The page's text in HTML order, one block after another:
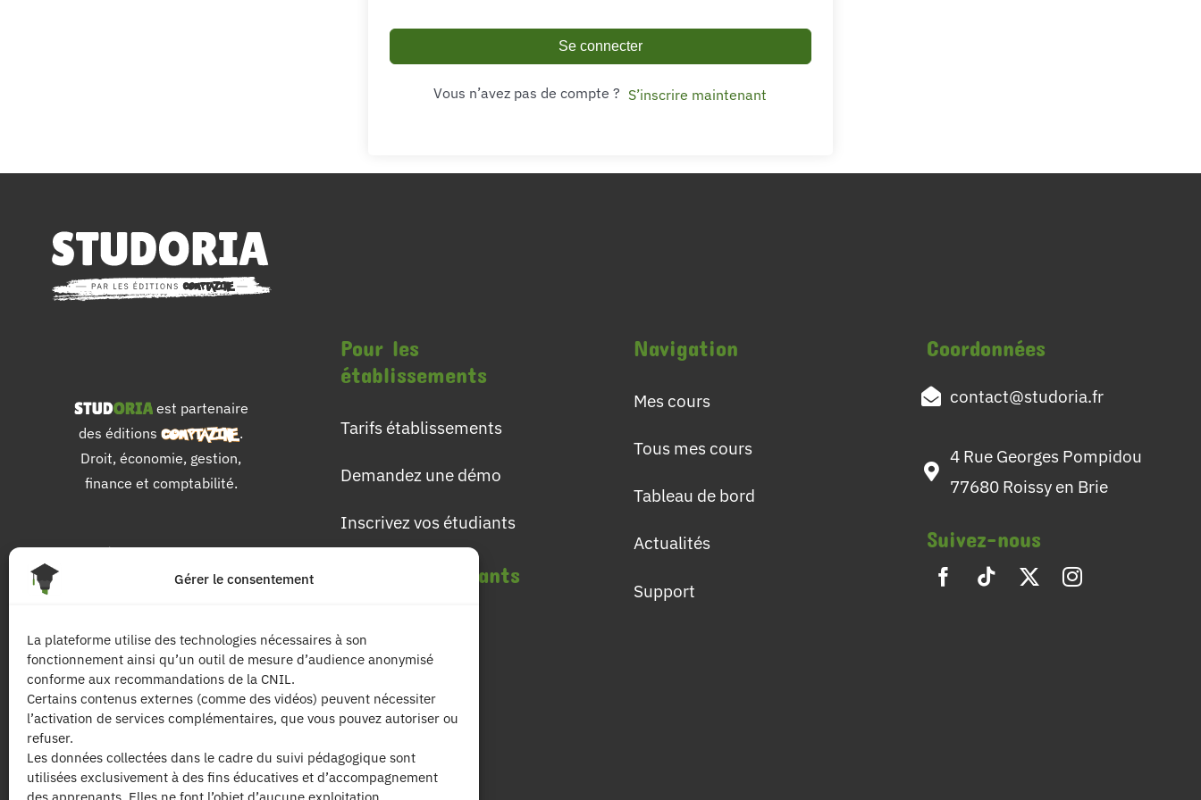
Gérer le consentement
La plateforme utilise des technologies nécessaires à son
fonctionnement ainsi qu’un outil de mesure d’audience anonymisé
conforme aux recommandations de la CNIL.
Certains contenus externes (comme des vidéos) peuvent nécessiter
l’activation de services complémentaires, que vous pouvez autoriser ou
refuser.
Les données collectées dans le cadre du suivi pédagogique sont
utilisées exclusivement à des fins éducatives et d’accompagnement
Se connecter
Vous n’avez pas de compte ? S’inscrire maintenant
est partenaire
des éditions
.
Droit, économie, gestion,
finance et comptabilité.
Pour les
établissements
Tarifs établissements
Demandez une démo
Inscrivez vos étudiants
Pour les étudiants
Les tarifs
Navigation
Mes cours
Tous mes cours
Tableau de bord
Actualités
Support
Coordonnées
contact@studoria.fr
4 Rue Georges Pompidou
77680 Roissy en Brie
Suivez-nous